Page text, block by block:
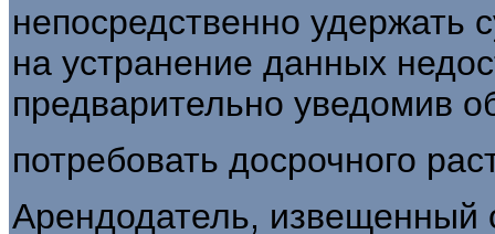
непосредственно удержать
на устранение данных
предварительно уведомив
потребовать досрочного
Арендодатель, извещенный